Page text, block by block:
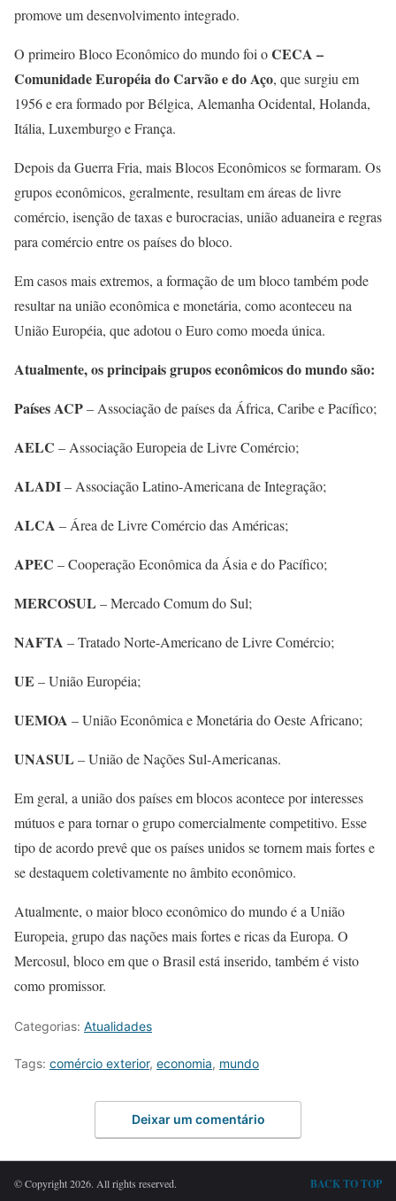
promove um desenvolvimento integrado.
O primeiro Bloco Econômico do mundo foi oCECA –
Comunidade Européia do Carvão e do Aço, que surgiu em
1956 e era formado por Bélgica, Alemanha Ocidental, Holanda,
Itália, Luxemburgo e França.
Depois da Guerra Fria, mais Blocos Econômicos se formaram. Os
grupos econômicos, geralmente, resultam em áreas de livre
comércio, isenção de taxas e burocracias, união aduaneira e regras
para comércio entre os países do bloco.
Em casos mais extremos, a formação de um bloco também pode
resultar na união econômica e monetária, como aconteceu na
União Européia, que adotou o Euro como moeda única.
Atualmente, os principais grupos econômicos do mundo são:
Países ACP– Associação de países da África, Caribe e Pacífico;
AELC – Associação Europeia de Livre Comércio;
ALADI– Associação Latino-Americana de Integração;
ALCA – Área de Livre Comércio das Américas;
APEC – Cooperação Econômica da Ásia e do Pacífico;
MERCOSUL – Mercado Comum do Sul;
NAFTA – Tratado Norte-Americano de Livre Comércio;
UE – União Européia;
UEMOA – União Econômica e Monetária do Oeste Africano;
UNASUL – União de Nações Sul-Americanas.
Em geral, a união dos países em blocos acontece por interesses
mútuos e para tornar o grupo comercialmente competitivo. Esse
tipo de acordo prevê que os países unidos se tornem mais fortes e
se destaquem coletivamente no âmbito econômico.
Atualmente, o maior bloco econômico do mundo é a União
Europeia, grupo das nações mais fortes e ricas da Europa. O
Mercosul, bloco em que o Brasil está inserido, também é visto
como promissor.
Categorias: Atualidades
Tags: comércio exterior, economia, mundo
Deixar um comentário
© Copyright 2026. All rights reserved. BACK TO TOP